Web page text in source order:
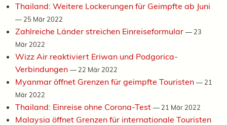
Thailand: Weitere Lockerungen für Geimpfte ab Juni
— 25 Mär 2022
Zahlreiche Länder streichen Einreiseformular — 23
Mär 2022
Wizz Air reaktiviert Eriwan und Podgorica-
Verbindungen — 22 Mär 2022
Myanmar öffnet Grenzen für geimpfte Touristen — 21
Mär 2022
Thailand: Einreise ohne Corona-Test — 21 Mär 2022
Malaysia öffnet Grenzen für internationale Touristen